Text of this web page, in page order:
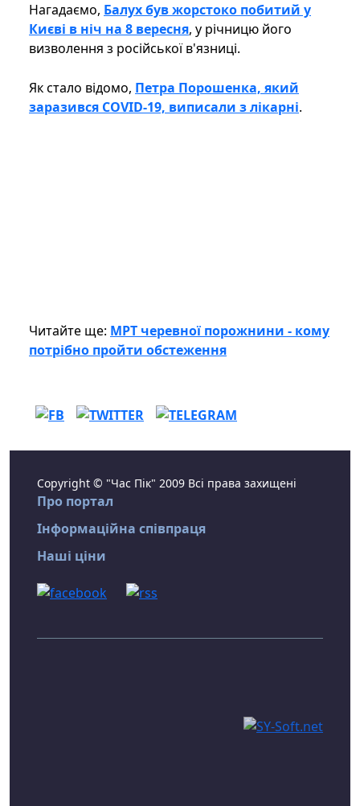
Нагадаємо, Балух був жорстоко побитий у
Києві в ніч на 8 вересня, у річницю його
визволення з російської в'язниці.
Як стало відомо, Петра Порошенка, який
заразився COVID-19, виписали з лікарні.
Читайте ще: МРТ черевної порожнини - кому
потрібно пройти обстеження
Copyright © "Час Пік" 2009 Всі права захищені
Про портал
Інформаційна співпраця
Наші ціни